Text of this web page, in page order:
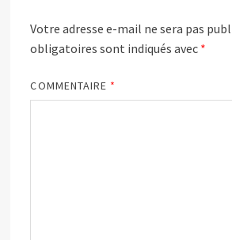
Votre adresse e-mail ne sera pas
obligatoires sont indiqués avec *
COMMENTAIRE *